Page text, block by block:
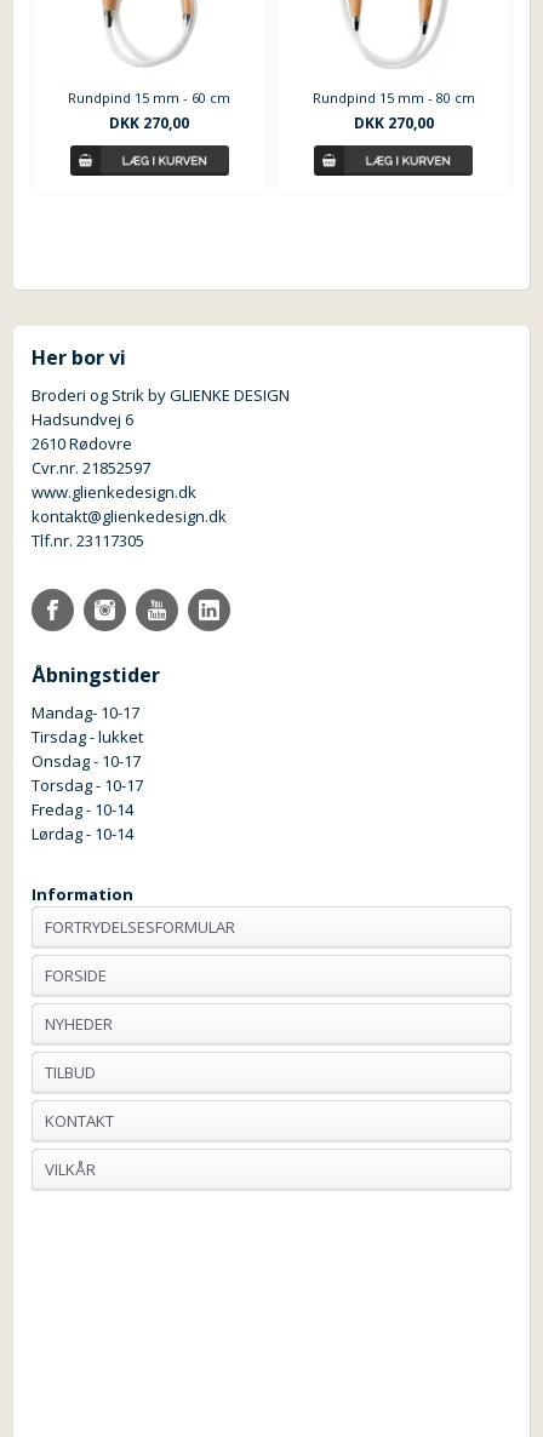
Rundpind 15 mm - 60 cm
DKK 270,00
Rundpind 15 mm - 80 cm
DKK270,00
Her bor vi
Broderi og Strik by GLIENKE DESIGN
Hadsundvej 6
2610 Rødovre
Cvr.nr. 21852597
www.glienkedesign.dk
kontakt@glienkedesign.dk
Tlf.nr. 23117305
Åbningstider
Mandag- 10-17
Tirsdag - lukket
Onsdag - 10-17
Torsdag - 10-17
Fredag - 10-14
Lørdag - 10-14
Information
FORTRYDELSESFORMULAR
FORSIDE
NYHEDER
TILBUD
KONTAKT
VILKÅR